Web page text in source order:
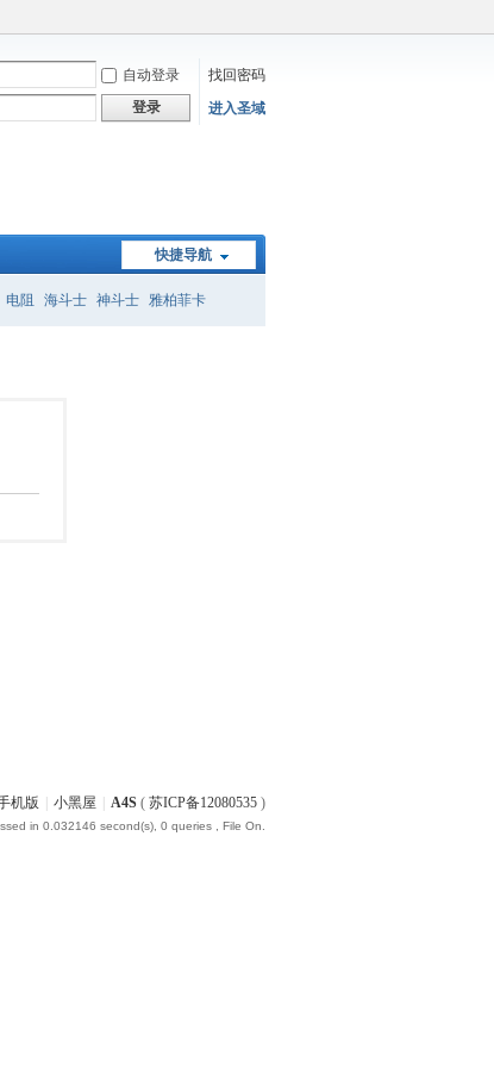
自动登录
找回密码
登录 进入圣域
快捷导航
电阻 海斗士 神斗士 雅柏菲卡
机版 小黑屋 A4S ( 苏ICP备12080535 )
in 0.032146 second(s), 0 queries , File On.